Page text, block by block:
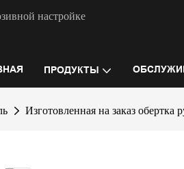
настройке
ПРОДУКТЫ
Изготовленная на заказ обертка